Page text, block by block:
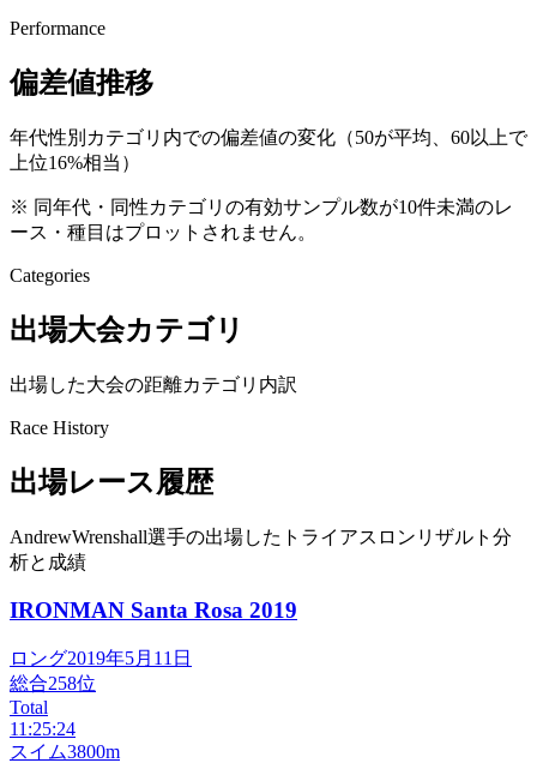
Performance
偏差値推移
年代性別カテゴリ内での偏差値の変化（50が平均、60以上で
上位16%相当）
※ 同年代・同性カテゴリの有効サンプル数が10件未満のレ
ース・種目はプロットされません。
Categories
出場大会カテゴリ
出場した大会の距離カテゴリ内訳
Race History
出場レース履歴
AndrewWrenshall選手の出場したトライアスロンリザルト分
析と成績
IRONMAN Santa Rosa 2019
ロング2019年5月11日
総合258位
Total
11:25:24
スイム3800m